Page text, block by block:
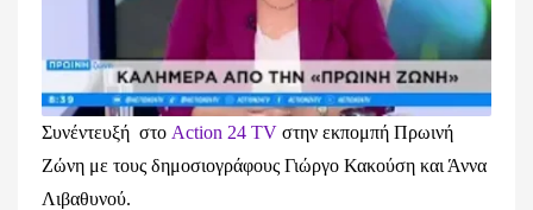
Συνέντευξή στο Action 24 TV στην εκπομπή Πρωινή
Ζώνη με τους δημοσιογράφους Γιώργο Κακούση και Άννα
Λιβαθυνού.